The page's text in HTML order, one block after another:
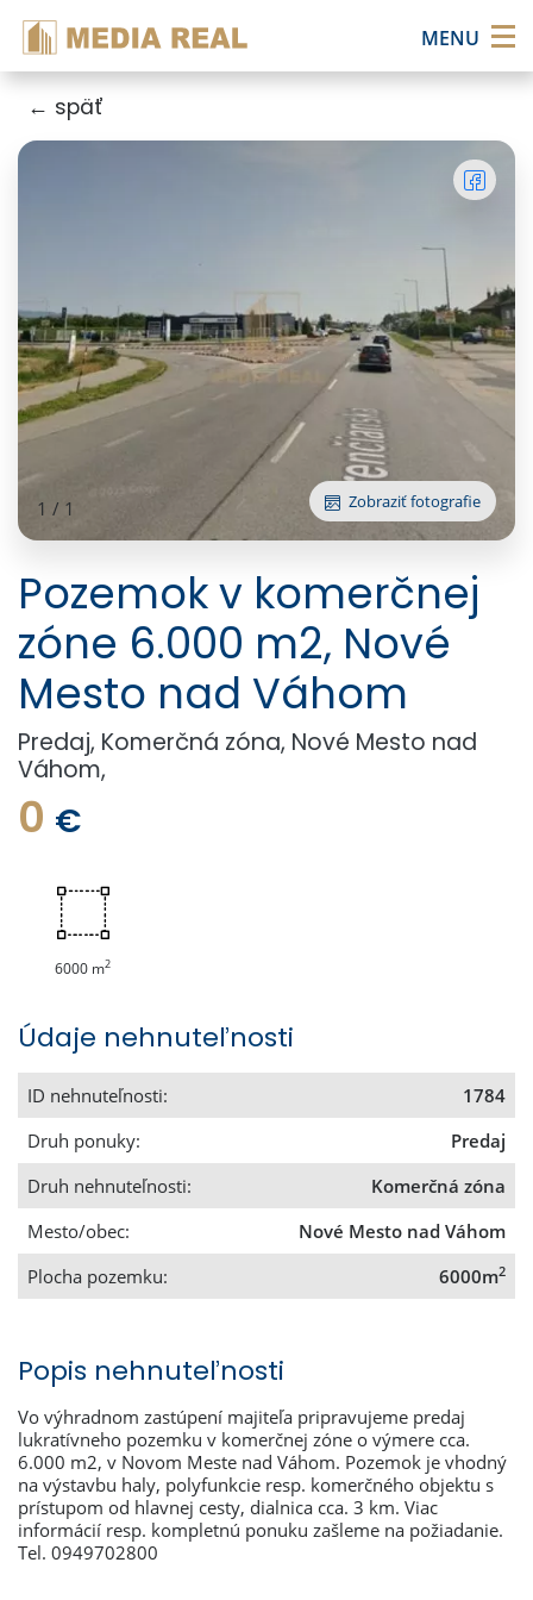
MENU×
← späť
Zobraziť fotografie
1 / 1
Pozemok v komerčnej
zóne 6.000 m2, Nové
Mesto nad Váhom
Predaj, Komerčná zóna, Nové Mesto nad
Váhom,
0 €
6000 m2
Údaje nehnuteľnosti
ID nehnuteľnosti:
1784
Druh ponuky:
Predaj
Druh nehnuteľnosti:
Komerčná zóna
Mesto/obec:
Nové Mesto nad Váhom
Plocha pozemku:
6000m2
Popis nehnuteľnosti
Vo výhradnom zastúpení majiteľa pripravujeme predaj
lukratívneho pozemku v komerčnej zóne o výmere cca.
6.000 m2, v Novom Meste nad Váhom. Pozemok je vhodný
na výstavbu haly, polyfunkcie resp. komerčného objektu s
prístupom od hlavnej cesty, dialnica cca. 3 km. Viac
informácií resp. kompletnú ponuku zašleme na požiadanie.
Tel. 0949702800